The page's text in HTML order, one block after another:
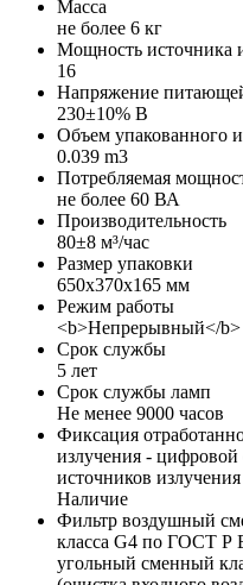
Масса
не более 6 кг
Мощность источника
16
Напряжение
230±10% В
Объем упакованного
0.039 m3
Потребляемая
не более 60 ВА
Производительность
80±8 м³/час
Размер упаковки
650x370x165 мм
Режим работы
<b>Непрерывный</b>
Срок службы
5 лет
Срок службы ламп
Не менее 9000 часов
Фиксация
излучения - цифровой
источников излучения
Наличие
Фильтр воздушный
класса G4 по ГОСТ Р
угольный сменный